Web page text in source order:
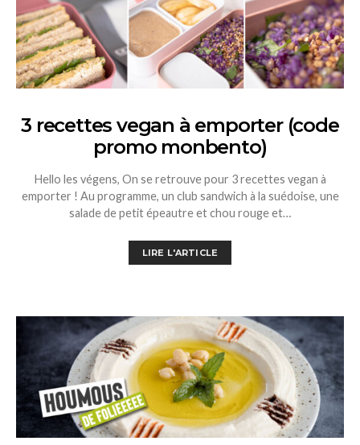
3 recettes vegan à emporter (code
promo monbento)
Hello les végens, On se retrouve pour 3 recettes vegan à
emporter ! Au programme, un club sandwich à la suédoise, une
salade de petit épeautre et chou rouge et…
LIRE L'ARTICLE